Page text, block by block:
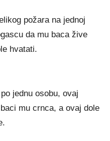
požara na jednoj
da mu baca žive
hvatati.
jednu osobu, ovaj
mu crnca, a ovaj dole